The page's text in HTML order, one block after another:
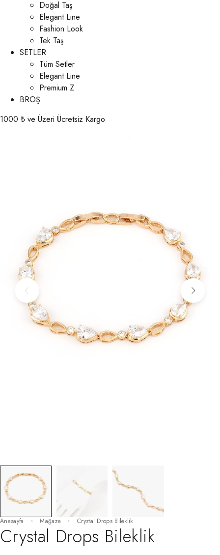
Doğal Taş
Elegant Line
Fashion Look
Tek Taş
SETLER
Tüm Setler
Elegant Line
Premium Z
BROŞ
1000 ₺ ve Üzeri Ücretsiz Kargo
Anasayfa Mağaza Crystal Drops Bileklik
Crystal Drops Bileklik